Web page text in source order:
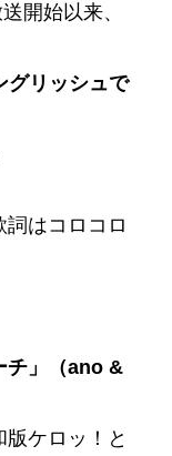
開始以来、
グリッシュで
はコロコロ
チ」（ano &
ケロッ！と